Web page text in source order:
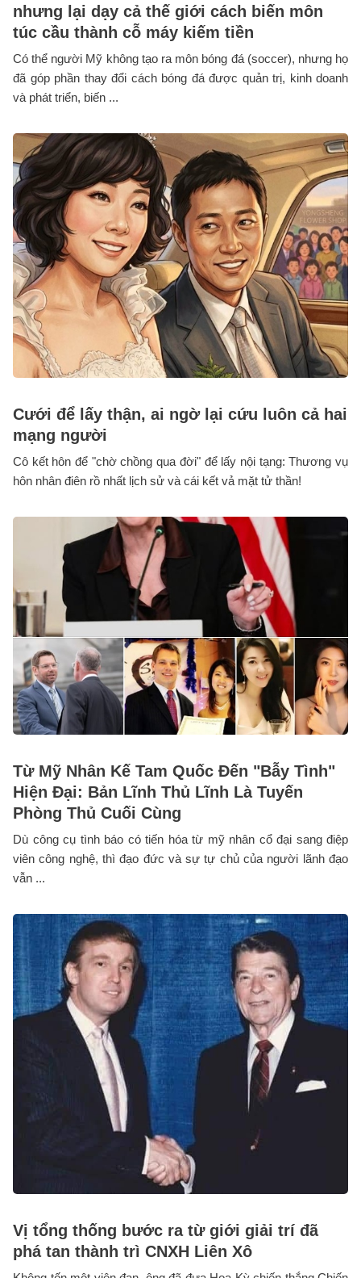
nhưng lại dạy cả thế giới cách biến môn
túc cầu thành cỗ máy kiếm tiền
Có thể người Mỹ không tạo ra môn bóng đá (soccer), nhưng họ
đã góp phần thay đổi cách bóng đá được quản trị, kinh doanh
và phát triển, biến ...
Cưới để lấy thận, ai ngờ lại cứu luôn cả hai
mạng người
Cô kết hôn để "chờ chồng qua đời" để lấy nội tạng: Thương vụ
hôn nhân điên rồ nhất lịch sử và cái kết vả mặt tử thần!
Từ Mỹ Nhân Kế Tam Quốc Đến "Bẫy Tình"
Hiện Đại: Bản Lĩnh Thủ Lĩnh Là Tuyến
Phòng Thủ Cuối Cùng
Dù công cụ tình báo có tiến hóa từ mỹ nhân cổ đại sang điệp
viên công nghệ, thì đạo đức và sự tự chủ của người lãnh đạo
vẫn ...
Vị tổng thống bước ra từ giới giải trí đã
phá tan thành trì CNXH Liên Xô